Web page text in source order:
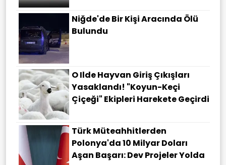
Niğde'de Bir Kişi Aracında Ölü
Bulundu
O Ilde Hayvan Giriş Çıkışları
Yasaklandı! "Koyun-Keçi
Çiçeği" Ekipleri Harekete Geçirdi
Türk Müteahhitlerden
Polonya'da 10 Milyar Doları
Aşan Başarı: Dev Projeler Yolda